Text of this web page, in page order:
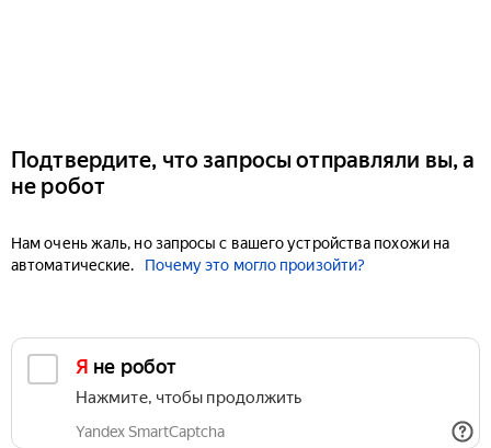
Подтвердите, что запросы отправляли вы, а
не робот
Нам очень жаль, но запросы с вашего устройства похожи на
автоматические.
Почему это могло произойти?
Я не робот
Нажмите, чтобы продолжить
Yandex SmartCaptcha